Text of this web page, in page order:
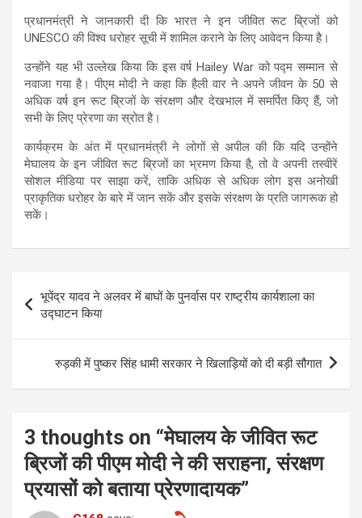
प्रधानमंत्री ने जानकारी दी कि भारत ने इन जीवित रूट ब्रिजों को
UNESCO की विश्व धरोहर सूची में शामिल कराने के लिए आवेदन किया है।
उन्होंने यह भी उल्लेख किया कि इस वर्षHailey Warको पद्म सम्मान से
नवाजा गया है। पीएम मोदी ने कहा कि हैली वार ने अपने जीवन के 50 से
अधिक वर्ष इन रूट ब्रिजों के संरक्षण और देखभाल में समर्पित किए हैं, जो
सभी के लिए प्रेरणा का स्रोत है।
कार्यक्रम के अंत में प्रधानमंत्री ने लोगों से अपील की कि यदि उन्होंने
मेघालय के इन जीवित रूट ब्रिजों का भ्रमण किया है, तो वे अपनी तस्वीरें
सोशल मीडिया पर साझा करें, ताकि अधिक से अधिक लोग इस अनोखी
प्राकृतिक धरोहर के बारे में जान सकें और इसके संरक्षण के प्रति जागरूक हो
सकें।
Post
navigation
भूपेंद्र यादव ने अलवर में बाघों के पुनर्वास पर राष्ट्रीय कार्यशाला का
उद्घाटन किया
रुड़की में पुष्कर सिंह धामी सरकार ने खिलाड़ियों को दी बड़ी सौगात
3 thoughts on “मेघालय के जीवित रूट
ब्रिजों की पीएम मोदी ने की सराहना, संरक्षण
प्रयासों को बताया प्रेरणादायक”